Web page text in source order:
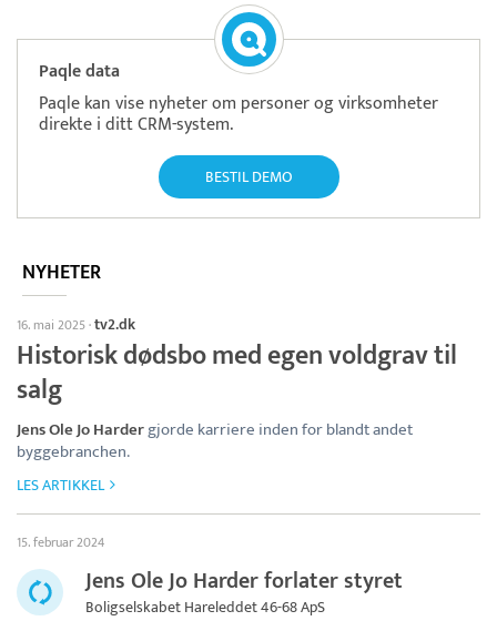
Paqle data
Paqle kan vise nyheter om personer og virksomheter
direkte i ditt CRM-system.
BESTIL DEMO
NYHETER
16. mai 2025·tv2.dk
Historisk dødsbo med egen voldgrav til
salg
Jens Ole Jo Hardergjorde karriere inden for blandt andet
byggebranchen.
LES ARTIKKEL
15. februar 2024
Jens Ole Jo Harder forlater styret
Boligselskabet Hareleddet 46-68 ApS